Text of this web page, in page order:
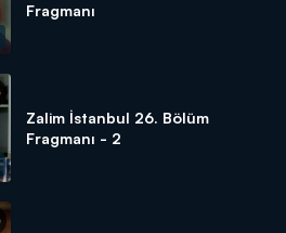
Fragmanı
Zalim İstanbul 26. Bölüm
Fragmanı - 2